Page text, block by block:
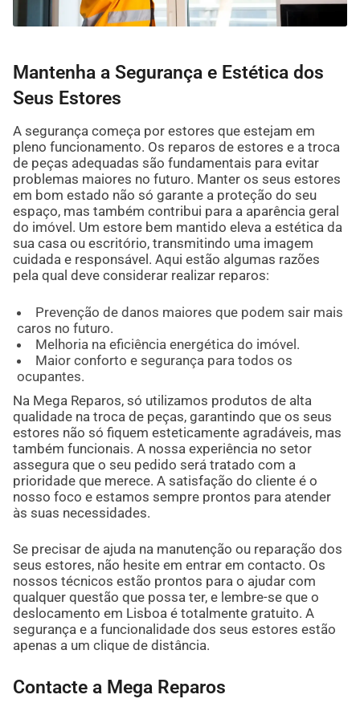
Mantenha a Segurança e Estética dos
Seus Estores
A segurança começa por estores que estejam em
pleno funcionamento. Os reparos de estores e a troca
de peças adequadas são fundamentais para evitar
problemas maiores no futuro. Manter os seus estores
em bom estado não só garante a proteção do seu
espaço, mas também contribui para a aparência geral
do imóvel. Um estore bem mantido eleva a estética da
sua casa ou escritório, transmitindo uma imagem
cuidada e responsável. Aqui estão algumas razões
pela qual deve considerar realizar reparos:
Prevenção de danos maiores que podem sair mais
caros no futuro.
Melhoria na eficiência energética do imóvel.
Maior conforto e segurança para todos os
ocupantes.
Na Mega Reparos, só utilizamos produtos de alta
qualidade na troca de peças, garantindo que os seus
estores não só fiquem esteticamente agradáveis, mas
também funcionais. A nossa experiência no setor
assegura que o seu pedido será tratado com a
prioridade que merece. A satisfação do cliente é o
nosso foco e estamos sempre prontos para atender
às suas necessidades.
Se precisar de ajuda na manutenção ou reparação dos
seus estores, não hesite em entrar em contacto. Os
nossos técnicos estão prontos para o ajudar com
qualquer questão que possa ter, e lembre-se que o
deslocamento em Lisboa é totalmente gratuito. A
segurança e a funcionalidade dos seus estores estão
apenas a um clique de distância.
Contacte a Mega Reparos